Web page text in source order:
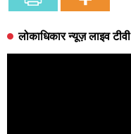
लोकाधिकार न्यूज़ लाइव टीवी